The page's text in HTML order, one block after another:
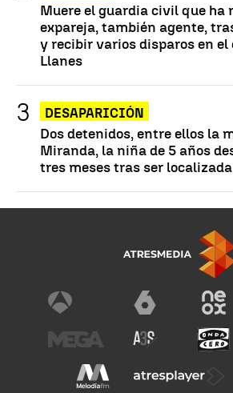
Muere el guardia civil que ha
expareja, también agente,
y recibir varios disparos en el
Llanes
DESAPARICIÓN
Dos detenidos, entre ellos la
Miranda, la niña de 5 años
tres meses tras ser localizada